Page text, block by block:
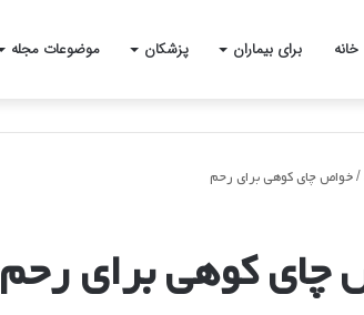
خانه برای بیماران پزشکان موضوعات مجله
/خواص چای کوهی برای رحم
چای کوهی برای رحم